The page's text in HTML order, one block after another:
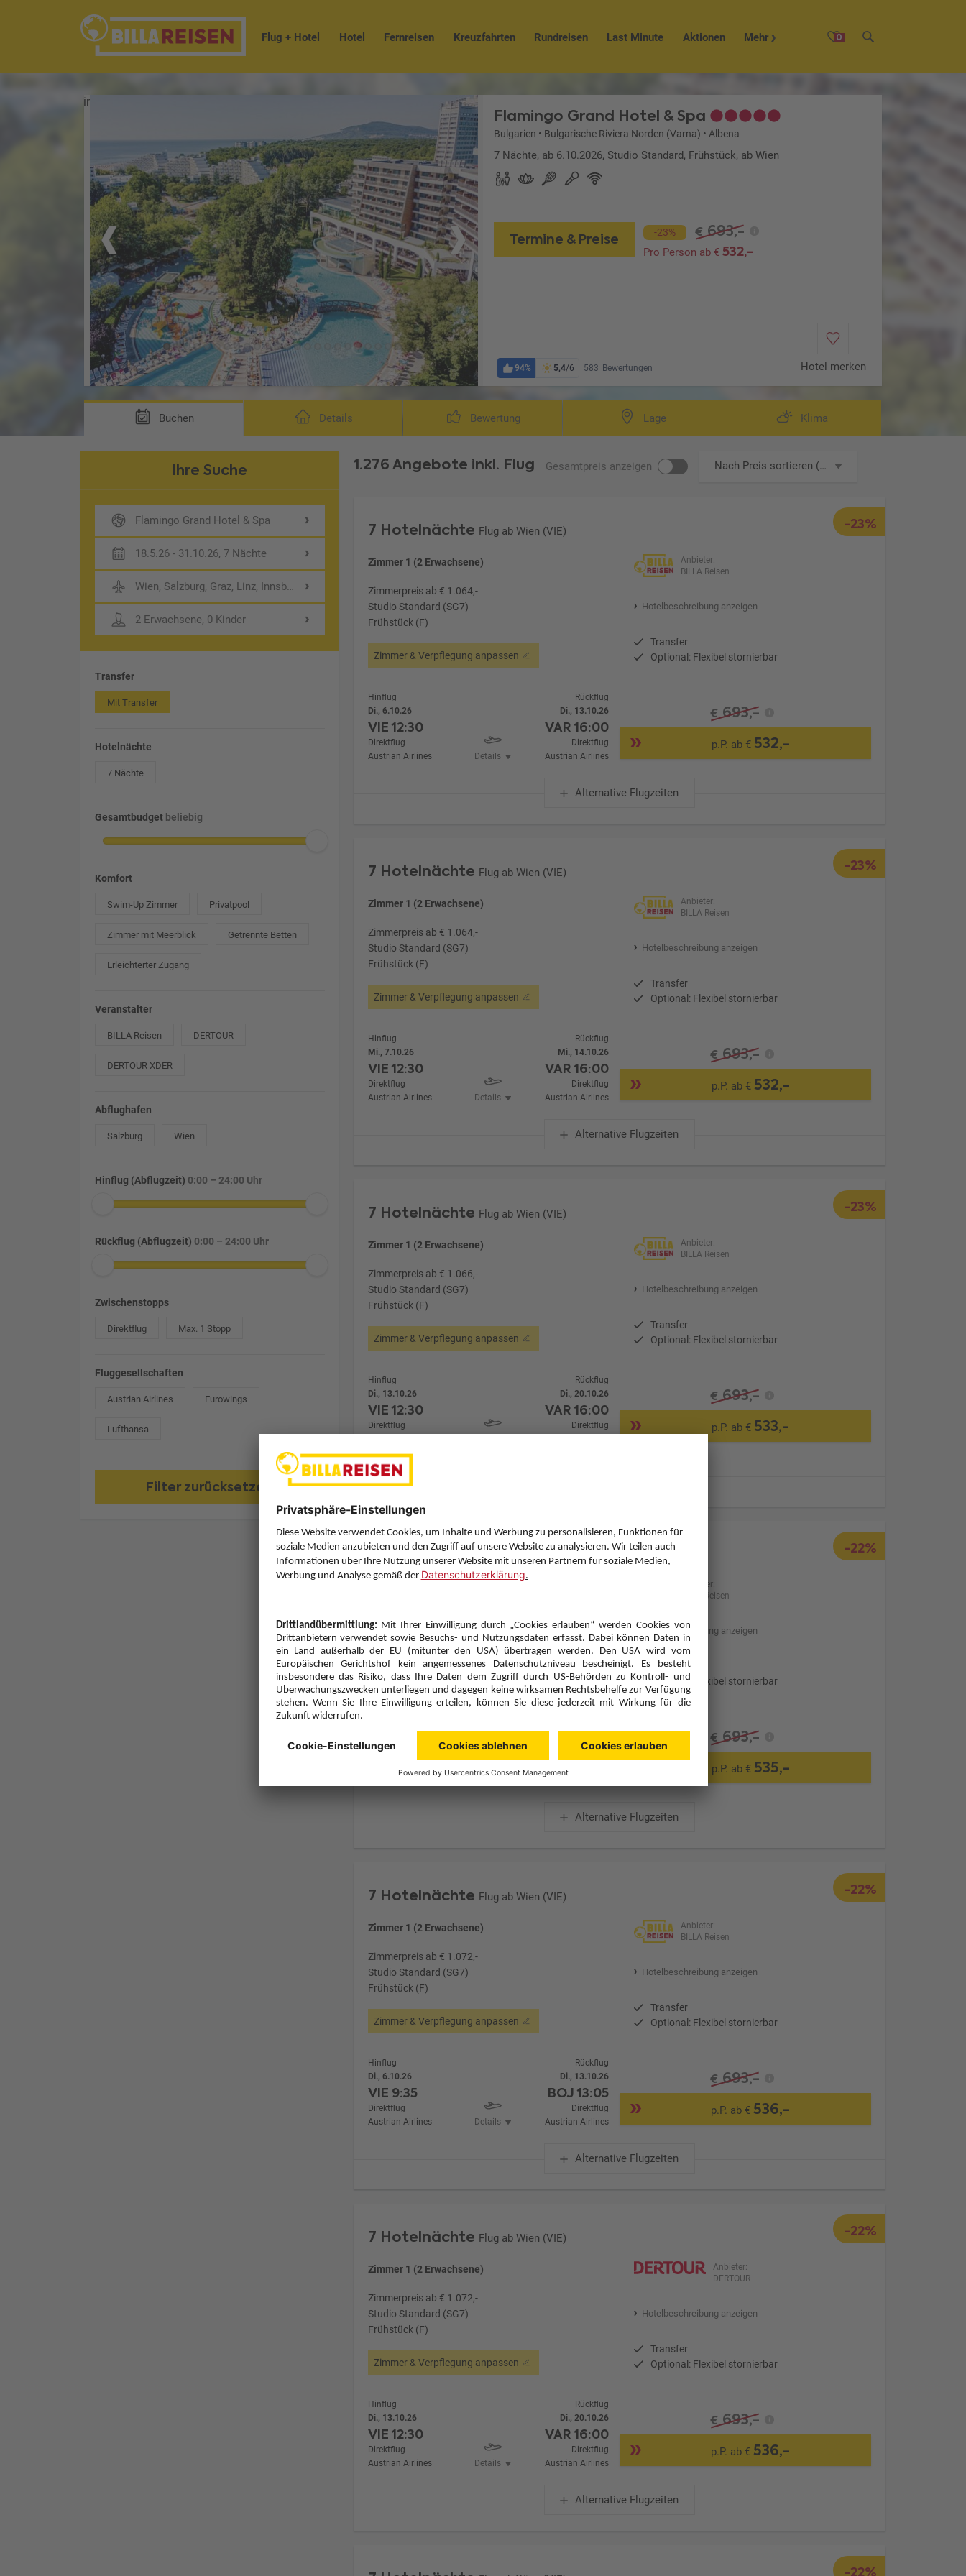
0
Flug + Hotel Hotel Fernreisen Kreuzfahrten Rundreisen Last Minute Aktionen Mehr
Flamingo Grand Hotel & Spa
Bulgarien • Bulgarische Riviera Norden (Varna) • Albena
7 Nächte, ab 6.10.2026, Studio Standard, Frühstück, ab Wien
Termine & Preise -23% € 693,-
Pro Person ab €532,-
94% 5,4/6 583 Bewertungen Hotel merken
Buchen Details Bewertung Lage Klima
Ihre Suche
Flamingo Grand Hotel & Spa
18.5.26 - 31.10.26, 7 Nächte
Wien, Salzburg, Graz, Linz, Innsbruck
2 Erwachsene, 0 Kinder
Transfer
Mit Transfer
Hotelnächte
7 Nächte
Gesamtbudget beliebig
Komfort
Swim-Up Zimmer Privatpool
Zimmer mit Meerblick Getrennte Betten
Erleichterter Zugang
Veranstalter
BILLA Reisen DERTOUR
DERTOUR XDER
Abflughafen
Salzburg Wien
Hinflug (Abflugzeit) 0:00 – 24:00 Uhr
Rückflug (Abflugzeit) 0:00 – 24:00 Uhr
Zwischenstopps
Direktflug Max. 1 Stopp
Fluggesellschaften
Austrian Airlines Eurowings
Lufthansa
Filter zurücksetzen
1.276 Angebote inkl. Flug Gesamtpreis anzeigen Nach Preis sortieren (aufsteigend)
-23%
7 Hotelnächte Flug ab Wien (VIE)
Zimmer 1 (2 Erwachsene)
Zimmerpreis ab € 1.064,-
Studio Standard (SG7)
Frühstück (F)
Zimmer & Verpflegung anpassen
Anbieter:
BILLA Reisen
Hotelbeschreibung anzeigen
Transfer
Optional: Flexibel stornierbar
Hinflug
Di., 6.10.26
VIE12:30
Direktflug
Austrian Airlines
Details
Rückflug
Di., 13.10.26
VAR16:00
Direktflug
Austrian Airlines
€ 693,-
p.P. ab € 532,-
Alternative Flugzeiten
-23%
7 Hotelnächte Flug ab Wien (VIE)
Zimmer 1 (2 Erwachsene)
Zimmerpreis ab € 1.064,-
Studio Standard (SG7)
Frühstück (F)
Zimmer & Verpflegung anpassen
Anbieter:
BILLA Reisen
Hotelbeschreibung anzeigen
Transfer
Optional: Flexibel stornierbar
Hinflug
Mi., 7.10.26
VIE12:30
Direktflug
Austrian Airlines
Details
Rückflug
Mi., 14.10.26
VAR16:00
Direktflug
Austrian Airlines
€ 693,-
p.P. ab € 532,-
Alternative Flugzeiten
-23%
7 Hotelnächte Flug ab Wien (VIE)
Zimmer 1 (2 Erwachsene)
Zimmerpreis ab € 1.066,-
Studio Standard (SG7)
Frühstück (F)
Zimmer & Verpflegung anpassen
Anbieter:
BILLA Reisen
Hotelbeschreibung anzeigen
Transfer
Optional: Flexibel stornierbar
Hinflug
Di., 13.10.26
VIE12:30
Direktflug
Rückflug
Di., 20.10.26
VAR16:00
Direktflug
€ 693,-
p.P. ab € 533,-
-22%
7 Hotelnächte Flug ab Wien (VIE)
Studio Standard (SG7)
Frühstück (F)
Zimmer & Verpflegung anpassen
Anbieter:
BILLA Reisen
Hotelbeschreibung anzeigen
Transfer
Optional: Flexibel stornierbar
VIE9:35
So., 11.10.26
13:05
Austrian Airlines
€ 693,-
p.P. ab € 535,-
Alternative Flugzeiten
-22%
7 Hotelnächte Flug ab Wien (VIE)
Zimmer 1 (2 Erwachsene)
Zimmerpreis ab € 1.072,-
Studio Standard (SG7)
Frühstück (F)
Zimmer & Verpflegung anpassen
Anbieter:
BILLA Reisen
Hotelbeschreibung anzeigen
Transfer
Optional: Flexibel stornierbar
Hinflug
Di., 6.10.26
VIE 9:35
Direktflug
Austrian Airlines
Details
Rückflug
Di., 13.10.26
BOJ13:05
Direktflug
Austrian Airlines
€ 693,-
p.P. ab € 536,-
Alternative Flugzeiten
-22%
7 Hotelnächte Flug ab Wien (VIE)
Zimmer 1 (2 Erwachsene)
Zimmerpreis ab € 1.072,-
Studio Standard (SG7)
Frühstück (F)
Zimmer & Verpflegung anpassen
Anbieter:
DERTOUR
Hotelbeschreibung anzeigen
Transfer
Optional: Flexibel stornierbar
Hinflug
Di., 13.10.26
VIE12:30
Direktflug
Austrian Airlines
Details
Rückflug
Di., 20.10.26
VAR16:00
Direktflug
Austrian Airlines
€ 693,-
p.P. ab € 536,-
Alternative Flugzeiten
-22%